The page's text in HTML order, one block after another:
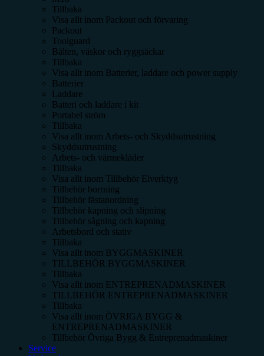
Tillbaka
Visa allt inom Packout och förvaring
Packout
Toolguard
Bälten, väskor och ryggsäckar
Tillbaka
Visa allt inom Batterier, laddare och power supply
Batterier
Laddare
Batteri och laddare i kit
Portabel ström
Tillbaka
Visa allt inom Arbets- och Skyddsutrustning
Skyddsutrustning
Arbets- och värmekläder
Tillbaka
Visa allt inom Tillbehör Elverktyg
Tillbehör borrning
Tillbehör fästanordning
Tillbehör kapning och slipning
Tillbehör sågning och kapning
Arbetsbord och stativ
Tillbaka
Visa allt inom BYGGMASKINER
TILLBEHÖR BYGGMASKINER
Tillbaka
Visa allt inom ENTREPRENADMASKINER
TILLBEHÖR ENTREPRENADMASKINER
Tillbaka
Visa allt inom ÖVRIGA BYGG &
ENTREPRENADMASKINER
Tillbehör Övriga Bygg & Entreprenadmaskiner
Service